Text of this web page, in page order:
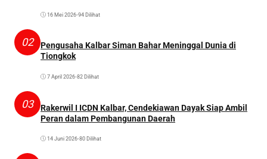
16 Mei 2026•94 Dilihat
02
Pengusaha Kalbar Siman Bahar Meninggal Dunia di
Tiongkok
7 April 2026•82 Dilihat
03
Rakerwil I ICDN Kalbar, Cendekiawan Dayak Siap Ambil
Peran dalam Pembangunan Daerah
14 Juni 2026•80 Dilihat